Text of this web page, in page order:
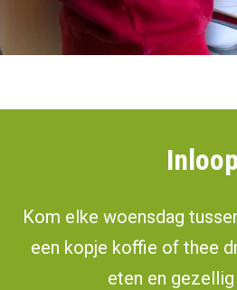
Inloop
Kom elke woensdag
een kopje koffie of thee
eten en